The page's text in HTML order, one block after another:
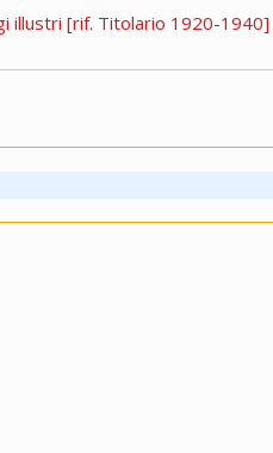
illustri [rif. Titolario 1920-1940]